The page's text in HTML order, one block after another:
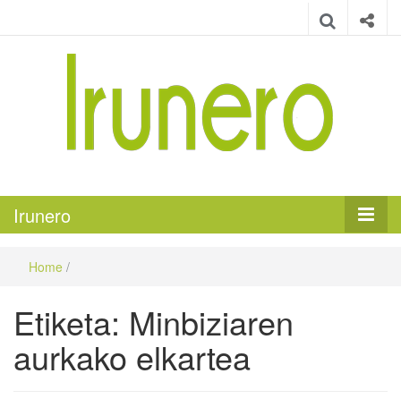
Irunero
Home /
Etiketa: Minbiziaren
aurkako elkartea